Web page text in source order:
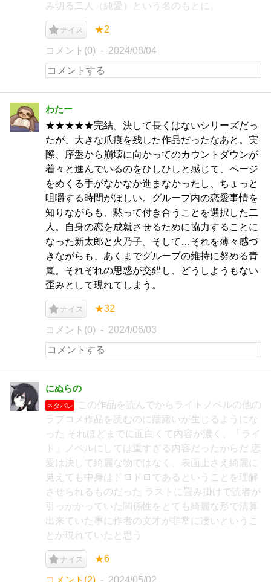
み切る二人（純愛）という名のもとに。
ナイス ★2
コメント(0) 2024/08/04
わたー
★★★★★完結。決して長くはないシリーズだっ
たが、大きな爪痕を残した作品だったなあと。実
際、序盤から崩壊に向かってのカウントダウンが
着々と進んでいるのをひしひしと感じて、ページ
をめくる手がなかなか進まなかったし、ちょっと
咀嚼する時間がほしい。グループ内の恋愛事情を
知りながらも、黙って付き合うことを選択した二
人。自身の恋を成就させるために協力することに
なった新太郎と火乃子。そして…それを薄々感づ
きながらも、あくまでグループの維持に努める青
嵐。それぞれの思惑が交錯し、どうしようもない
歪みとして現れてしまう。
ナイス ★32
コメント(0) 2024/06/03
にぬらの
ネタバレ
この作品を読んでからライトノベルの他の
ラブコメ作品を読むのに躊躇いが生じるようにな
った それほどまでに面白くて内容が濃く、「ライ
ト」ノベルにしては重すぎる内容だったからだ 恋
愛は決して綺麗な物ではなく、表面上さえ綺麗に
見えても中身はドロドロであるということを理解
させられるものだった ラストに畳み掛けで読者が
引っかかっていた関係性をとても綺麗な形で清算
出来ていた事に作者の文才が非常に凄いというこ
とが現れていたと思う
ナイス ★6
コメント(2) 2024/05/02